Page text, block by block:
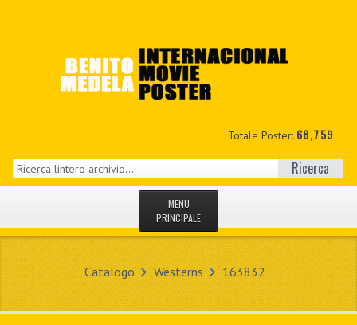
Totale Poster: 68,759
Ricerca
MENU
PRINCIPALE
IL MIO CONTO
Catalogo Westerns 163832